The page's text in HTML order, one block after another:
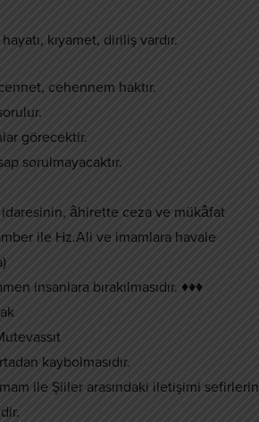
kıyamet, diriliş vardır.
cehennem haktır.
görecektir.
sorulmayacaktır.
idaresinin, âhirette ceza ve mükâfat
ile Hz.Ali ve imamlara havale
insanlara bırakılmasıdır. ♦♦♦
kaybolmasıdır.
ile Şiiler arasındaki iletişimi sefirlerin